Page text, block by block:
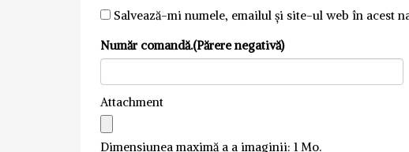
Salvează-mi numele, emailul și site-ul web în acest
Număr comandă.(Părere negativă)
Attachment
Dimensiunea maximă a a imaginii: 1 Mo.